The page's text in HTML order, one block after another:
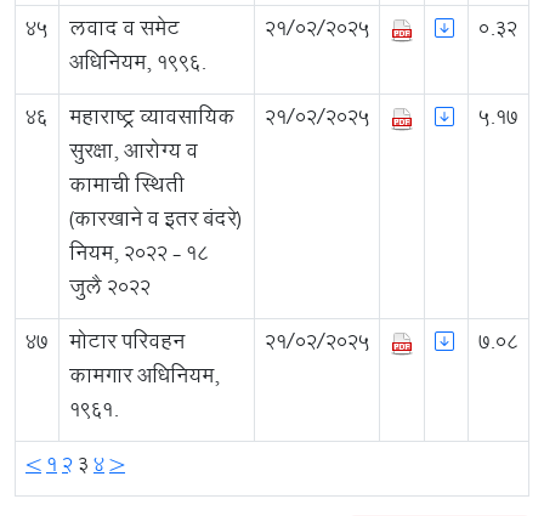
<1234>
45 लवाद व समेट
अधिनियम, १९९६.
21/02/2025 0.32
46 महाराष्ट्र व्यावसायिक
सुरक्षा, आरोग्य व
कामाची स्थिती
(कारखाने व इतर बंदरे)
नियम, २०२२ - १८
जुलै २०२२
21/02/2025 5.17
47 मोटार परिवहन
कामगार अधिनियम,
१९६१.
21/02/2025 7.08